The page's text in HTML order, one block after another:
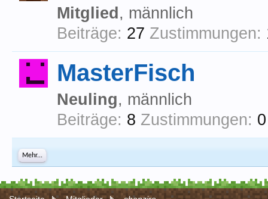
Mitglied , männlich
Beiträge: 27 Zustimmungen:
MasterFisch
Neuling, männlich
Beiträge: 8 Zustimmungen: 0
Mehr...